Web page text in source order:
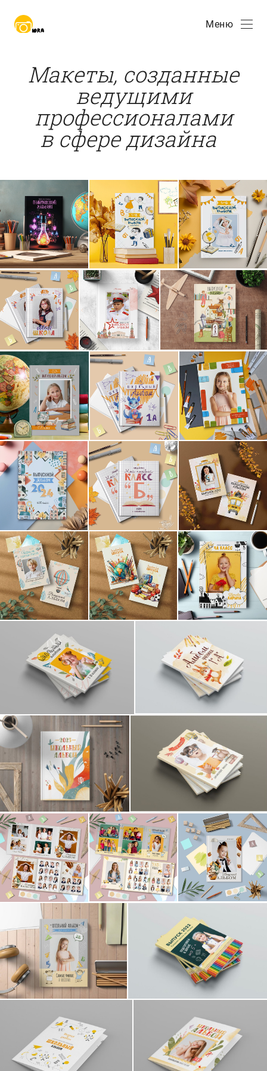
Меню
Макеты, созданные
ведущими
профессионалами
в сфере дизайна